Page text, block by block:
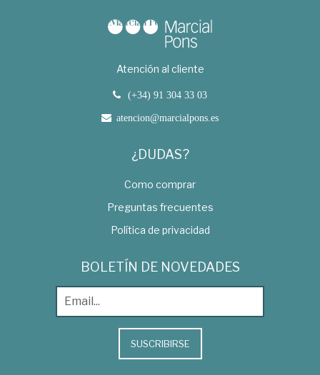
Atención al cliente
(+34) 91 304 33 03
atencion@marcialpons.es
¿DUDAS?
Como comprar
Preguntas frecuentes
Política de privacidad
BOLETÍN DE NOVEDADES
SUSCRIBIRSE